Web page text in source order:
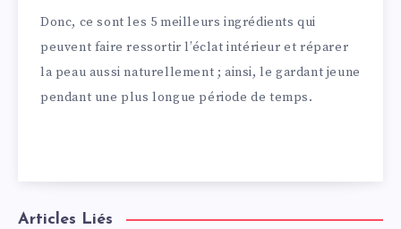
Donc, ce sont les 5 meilleurs ingrédients qui
peuvent faire ressortir l’éclat intérieur et réparer
la peau aussi naturellement ; ainsi, le gardant jeune
pendant une plus longue période de temps.
Articles Liés